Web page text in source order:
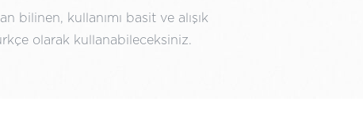
bilinen, kullanımı basit ve alışık
olarak kullanabileceksiniz.